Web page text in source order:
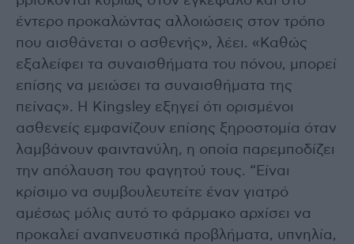
έντερο προκαλώντας αλλοιώσεις στον τρόπο
που αισθάνεται ο ασθενής», λέει. «Καθώς
εξαλείφει τα συναισθήματα του πόνου, μπορεί
επίσης να μειώσει τα συναισθήματα της
πείνας». Η Kingsley εξηγεί ότι ορισμένοι
ασθενείς εμφανίζουν επίσης ξηροστομία όταν
λαμβάνουν φαιντανύλη, η οποία παρεμποδίζει
την απόλαυση του φαγητού τους. “Είναι
κρίσιμο να συμβουλευτείτε έναν γιατρό
αμέσως μόλις αυτό το φάρμακο αρχίσει να
προκαλεί αναπνευστικά προβλήματα, υπνηλία,